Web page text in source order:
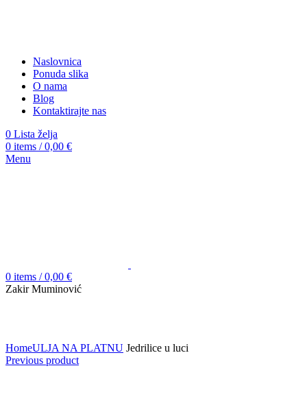
Naslovnica
Ponuda slika
O nama
Blog
Kontaktirajte nas
0 Lista želja
0 items / 0,00 €
Menu
0 items / 0,00 €
Zakir Muminović
HomeULJA NA PLATNU Jedrilice u luci
Previous product